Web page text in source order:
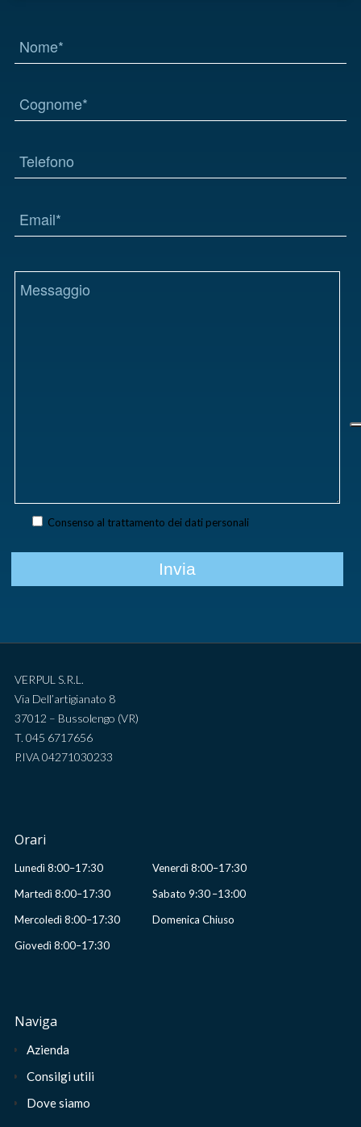
Consenso al trattamento dei dati personali
VERPUL S.R.L.
Via Dell’artigianato 8
37012 – Bussolengo (VR)
T. 045 6717656
P.IVA 04271030233
Orari
Lunedì 8:00–17:30
Martedì 8:00–17:30
Mercoledì 8:00–17:30
Giovedì 8:00–17:30
Venerdì 8:00–17:30
Sabato 9:30 –13:00
Domenica Chiuso
Naviga
Azienda
Consilgi utili
Dove siamo